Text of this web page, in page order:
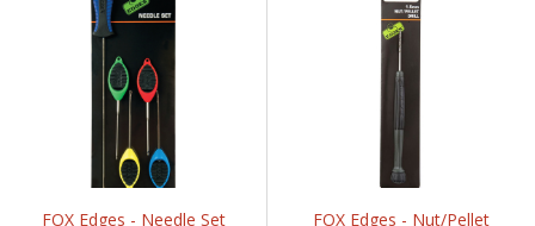
FOX Edges - Needle Set FOX Edges - Nut/Pellet